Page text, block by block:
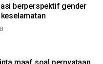
berperspektif gender